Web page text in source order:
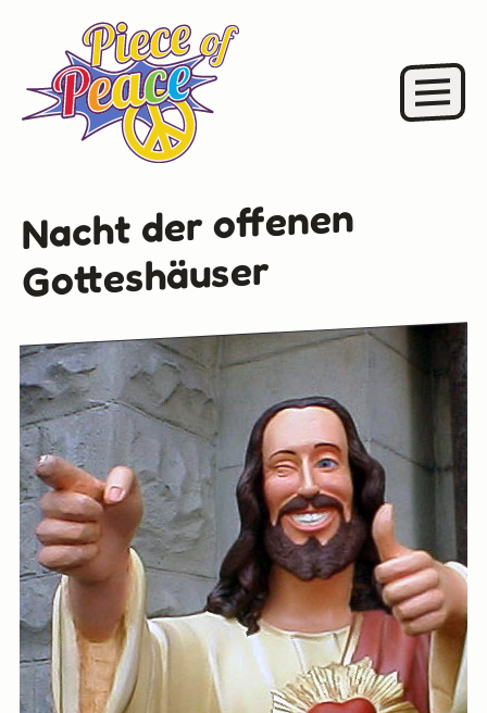
Nacht der offenen
Gotteshäuser